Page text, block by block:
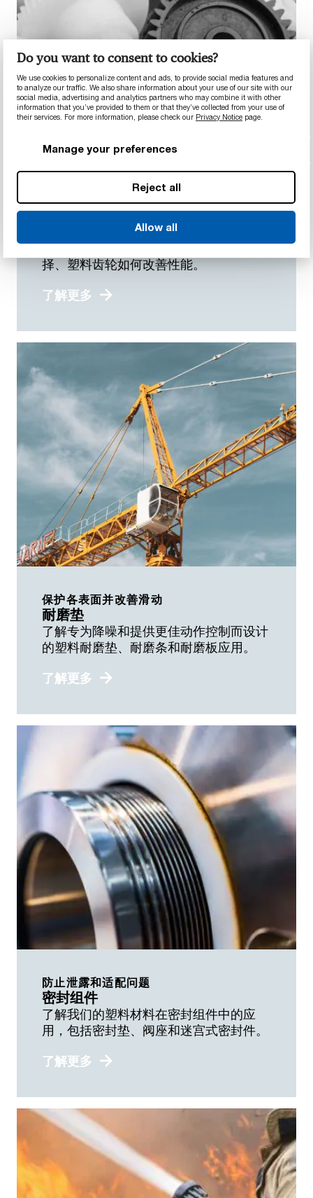
Do you want to consent to cookies?
We use cookies to personalize content and ads, to provide social media features and
to analyze our traffic. We also share information about your use of our site with our
social media, advertising and analytics partners who may combine it with other
information that you’ve provided to them or that they’ve collected from your use of
their services. For more information, please check our Privacy Notice page.
Manage your preferences
Reject all
Allow all
了解我们在不同应用的塑料齿轮材料选
择、塑料齿轮如何改善性能。
了解更多
保护各表面并改善滑动
耐磨垫
了解专为降噪和提供更佳动作控制而设计
的塑料耐磨垫、耐磨条和耐磨板应用。
了解更多
防止泄露和适配问题
密封组件
了解我们的塑料材料在密封组件中的应
用，包括密封垫、阀座和迷宫式密封件。
了解更多